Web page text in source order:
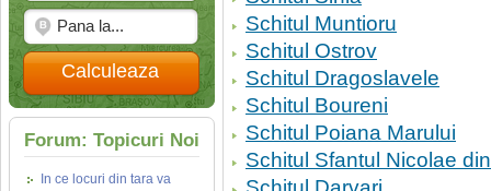
Calculeaza
Forum: Topicuri Noi
In ce locuri din tara va
Schitul Muntioru
Schitul Ostrov
Schitul Dragoslavele
Schitul Boureni
Schitul Poiana Marului
Schitul Sfantul Nicolae